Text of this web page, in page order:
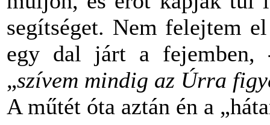
segítséget. Nem felejtem
egy dal járt a fejemben,
„szívem mindig az Úrra
A műtét óta aztán én a